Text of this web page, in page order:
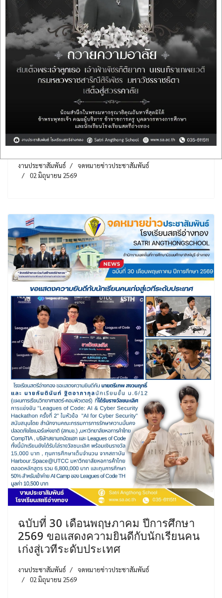
ฉบับที่ 31 เดือนพฤษภาคม ปีการศึกษา
2569 นักเรียนแผนการเรียน
วิทยาศาสตร์ - คอมพิวเตอร์ เข้าร่วมฝึก
ประสบการณ์วิชาชีพเภสัชกรรมชุมชน
(รุ่นที่ 1)
งานประชาสัมพันธ์
จดหมายข่าวประชาสัมพันธ์
02 มิถุนายน 2569
ฉบับที่ 30 เดือนพฤษภาคม ปีการศึกษา
2569 ขอแสดงความยินดีกับนักเรียนคน
เก่งสู่เวทีระดับประเทศ
งานประชาสัมพันธ์
จดหมายข่าวประชาสัมพันธ์
02 มิถุนายน 2569